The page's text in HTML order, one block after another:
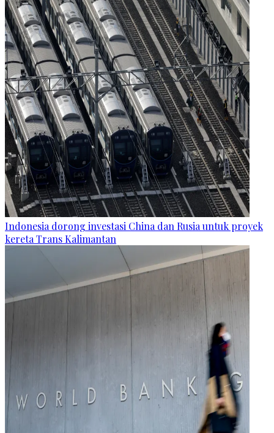
Indonesia dorong investasi China dan Rusia untuk proyek
kereta Trans Kalimantan